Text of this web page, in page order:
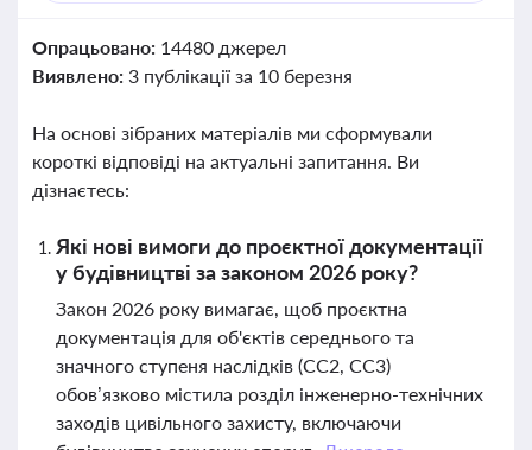
Опрацьовано: 14480 джерел
Виявлено: 3 публікації за 10 березня
На основі зібраних матеріалів ми сформували
короткі відповіді на актуальні запитання. Ви
дізнаєтесь:
Які нові вимоги до проєктної документації
у будівництві за законом 2026 року?
Закон 2026 року вимагає, щоб проєктна
документація для об'єктів середнього та
значного ступеня наслідків (СС2, СС3)
обов’язково містила розділ інженерно-технічних
заходів цивільного захисту, включаючи